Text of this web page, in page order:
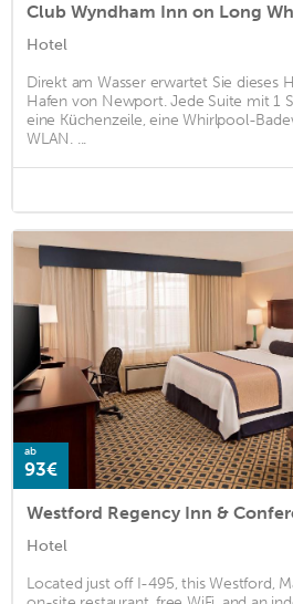
Club Wyndham Inn on Long
Hotel
Direkt am Wasser erwartet Sie dieses
Hafen von Newport. Jede Suite mit 1
eine Küchenzeile, eine Whirlpool-
WLAN. ...
ab
93€
Westford Regency Inn &
Hotel
Located just off I-495, this Westford,